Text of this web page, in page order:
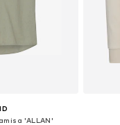
'ALLAN'